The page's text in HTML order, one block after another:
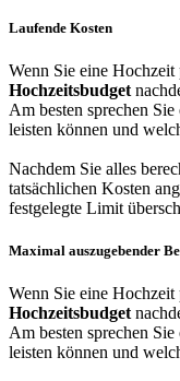
Laufende Kosten
Wenn Sie eine
Hochzeitsbudget
Am besten sprechen
leisten können und
Nachdem Sie alles
tatsächlichen Kosten
festgelegte Limit
Maximal auszugebender
Wenn Sie eine
Hochzeitsbudget
Am besten sprechen
leisten können und